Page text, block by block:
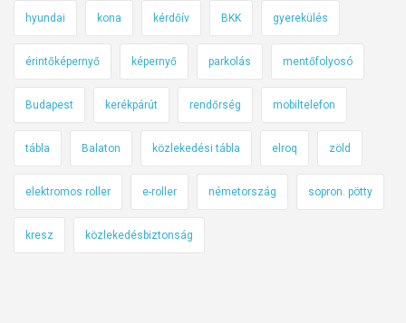
hyundai kona kérdőív BKK gyerekülés
érintőképernyő képernyő parkolás mentőfolyosó
Budapest kerékpárút rendőrség mobiltelefon
tábla Balaton közlekedési tábla elroq zöld
elektromos roller e-roller németország sopron. pötty
kresz közlekedésbiztonság